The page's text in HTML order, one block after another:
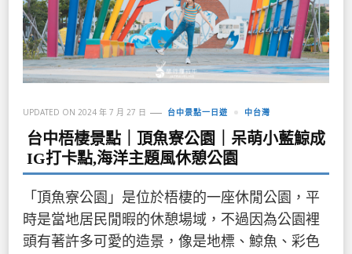
UPDATED ON 2024 年 7 月 27 日 台中景點一日遊 中台灣
台中梧棲景點｜頂魚寮公園｜呆萌小藍鯨成
IG打卡點,海洋主題風休憩公園
「頂魚寮公園」是位於梧棲的一座休閒公園，平
時是當地居民閒暇的休憩場域，不過因為公園裡
頭有著許多可愛的造景，像是地標、鯨魚、彩色